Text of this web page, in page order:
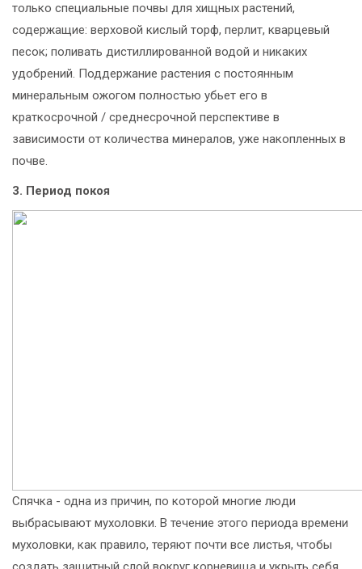
только специальные почвы для хищных растений,
содержащие: верховой кислый торф, перлит, кварцевый
песок; поливать дистиллированной водой и никаких
удобрений. Поддержание растения с постоянным
минеральным ожогом полностью убьет его в
краткосрочной / среднесрочной перспективе в
зависимости от количества минералов, уже накопленных в
почве.
3. Период покоя
Спячка - одна из причин, по которой многие люди
выбрасывают мухоловки. В течение этого периода времени
мухоловки, как правило, теряют почти все листья, чтобы